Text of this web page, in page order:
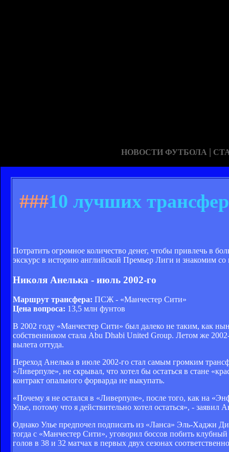
НОВОСТИ ФУТБОЛА |
###10 лучших
Потратить огромное количество денег, чтобы привлечь в
экскурс в историю английской Премьер Лиги и знакомим
Николя Анелька - июль 2002-го
Маршрут трансфера: ПСЖ - «Манчестер Сити»
Цена вопроса: 13,5 млн фунтов
В 2002 году «Манчестер Сити» был далеко не таким, как
собственником стала Abu Dhabi United Group. Летом же
вылета оттуда.
Переход Анелька в июле 2002-го стал самым громким
«Ливерпуле», не скрывал, что хотел бы остаться в стане
контракт опального форварда не выкупать.
«Почему я не остался в «Ливерпуле», после того, как на
Улье, потому что я действительно хотел остаться», - заявил
Однако Улье предпочел подписать из «Ланса» Эль-Хаджи
тогда с «Манчестер Сити», уговорил боссов побить
голов в 38 и 32 матчах в первых двух сезонах